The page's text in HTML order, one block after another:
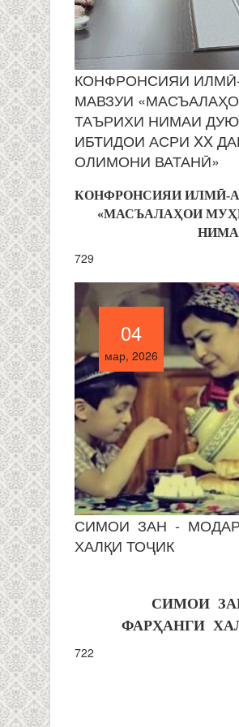
КОНФРОНСИЯИ
МАВЗУИ
ТАЪРИХИ НИМАИ
ИБТИДОИ АСРИ XX
ОЛИМОНИ ВАТАНӢ»
КОНФРОНСИЯИ ИЛМӢ-
«МАСЪАЛАҲОИ МУҲ
729
04
мар, 2026
04
мар, 2026
СИМОИ ЗАН -
ХАЛҚИ ТОҶИК
СИМОИ ЗАН -
ФАРҲАНГИ
722